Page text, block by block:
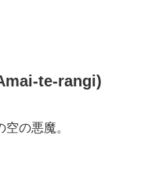
te-rangi)
の悪魔。